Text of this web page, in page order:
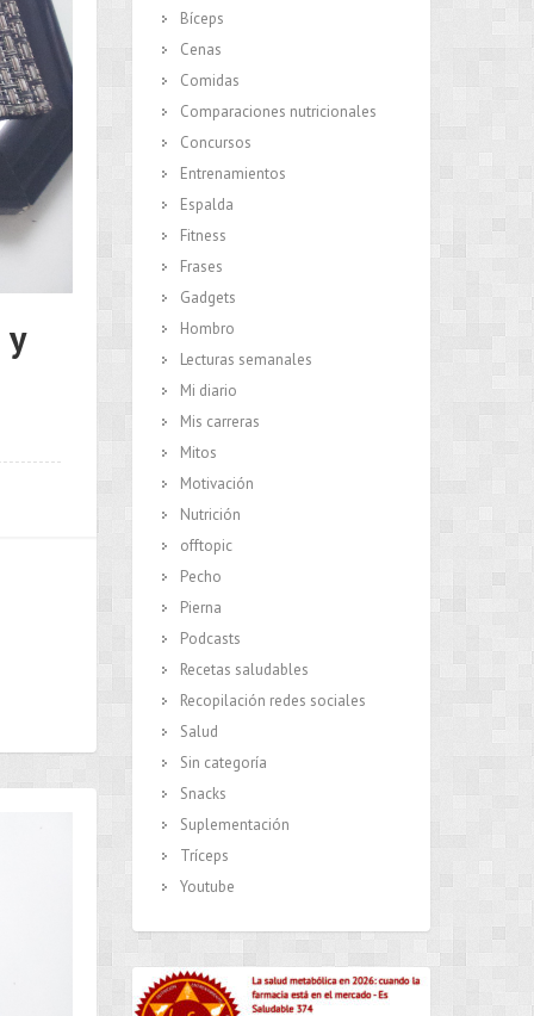
Bíceps
Cenas
Comidas
Comparaciones nutricionales
Concursos
Entrenamientos
Espalda
Fitness
Frases
Gadgets
Hombro
Lecturas semanales
Mi diario
Mis carreras
Mitos
Motivación
Nutrición
offtopic
Pecho
Pierna
Podcasts
Recetas saludables
Recopilación redes sociales
Salud
Sin categoría
Snacks
Suplementación
Tríceps
Youtube